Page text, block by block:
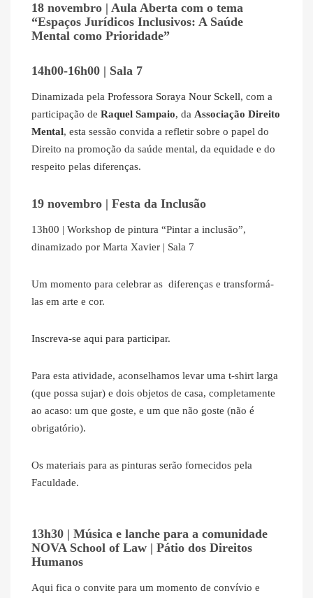
18 novembro | Aula Aberta com o tema
“Espaços Jurídicos Inclusivos: A Saúde
Mental como Prioridade”
14h00-16h00 | Sala 7
Dinamizada pela Professora Soraya Nour Sckell, com a
participação de Raquel Sampaio, da Associação Direito
Mental, esta sessão convida a refletir sobre o papel do
Direito na promoção da saúde mental, da equidade e do
respeito pelas diferenças.
19 novembro | Festa da Inclusão
13h00 | Workshop de pintura “Pintar a inclusão”,
dinamizado por Marta Xavier | Sala 7
Um momento para celebrar as diferenças e transformá-
las em arte e cor.
Inscreva-se aqui para participar.
Para esta atividade, aconselhamos levar uma t-shirt larga
(que possa sujar) e dois objetos de casa, completamente
ao acaso: um que goste, e um que não goste (não é
obrigatório).
Os materiais para as pinturas serão fornecidos pela
Faculdade.
13h30 | Música e lanche para a comunidade
NOVA School of Law | Pátio dos Direitos
Humanos
Aqui fica o convite para um momento de convívio e